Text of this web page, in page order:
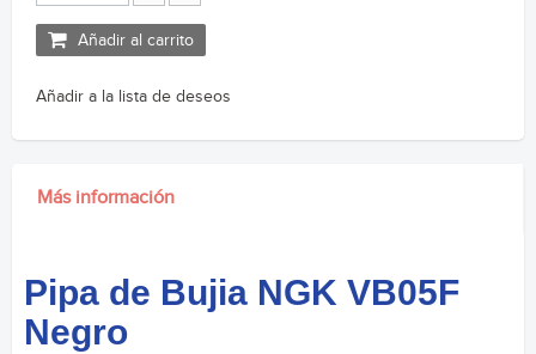
Añadir al carrito
Añadir a la lista de deseos
Más información
Pipa de Bujia NGK VB05F
Negro